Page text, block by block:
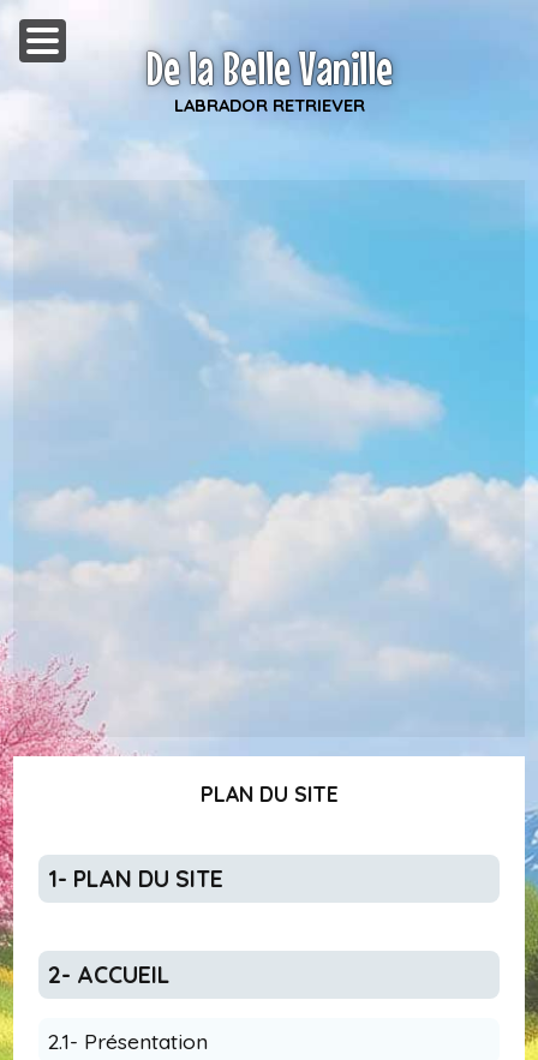
De la Belle Vanille
LABRADOR RETRIEVER
PLAN DU SITE
1- PLAN DU SITE
2- ACCUEIL
2.1- Présentation